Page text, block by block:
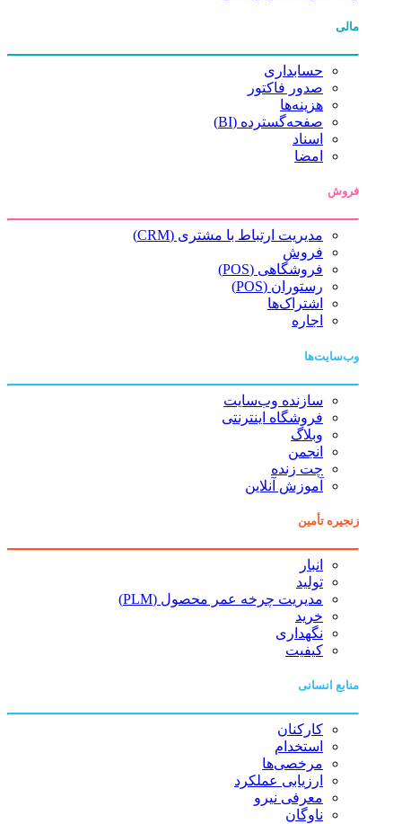
مالی
حسابداری
صدور فاکتور
هزینه‌ها
صفحه‌گسترده (BI)
اسناد
امضا
فروش
مدیریت ارتباط با مشتری (CRM)
فروش
فروشگاهی (POS)
رستوران (POS)
اشتراک‌ها
اجاره
وب‌سایت‌ها
سازنده وب‌سایت
فروشگاه اینترنتی
وبلاگ
انجمن
چت زنده
آموزش آنلاین
زنجیره تأمین
انبار
تولید
مدیریت چرخه عمر محصول (PLM)
خرید
نگهداری
کیفیت
منابع انسانی
کارکنان
استخدام
مرخصی‌ها
ارزیابی عملکرد
معرفی نیرو
ناوگان